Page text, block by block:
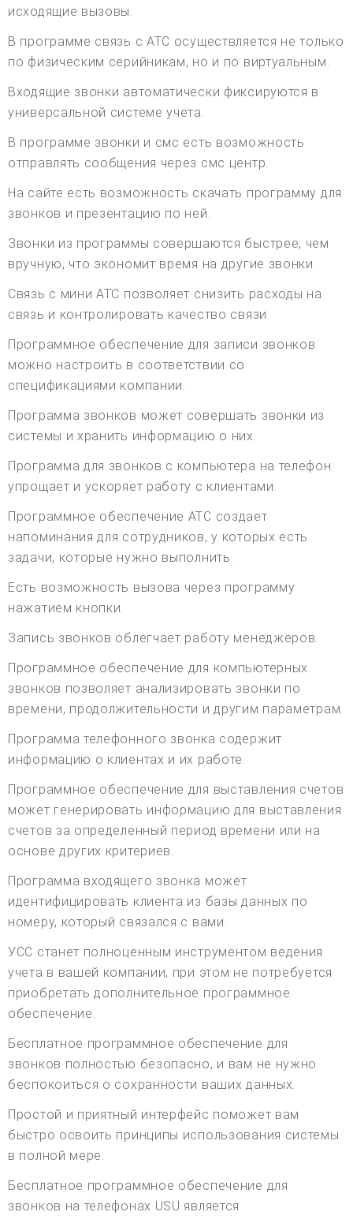
исходящие вызовы.
В программе связь с АТС осуществляется не только
по физическим серийникам, но и по виртуальным.
Входящие звонки автоматически фиксируются в
универсальной системе учета.
В программе звонки и смс есть возможность
отправлять сообщения через смс центр.
На сайте есть возможность скачать программу для
звонков и презентацию по ней.
Звонки из программы совершаются быстрее, чем
вручную, что экономит время на другие звонки.
Связь с мини АТС позволяет снизить расходы на
связь и контролировать качество связи.
Программное обеспечение для записи звонков
можно настроить в соответствии со
спецификациями компании.
Программа звонков может совершать звонки из
системы и хранить информацию о них.
Программа для звонков с компьютера на телефон
упрощает и ускоряет работу с клиентами.
Программное обеспечение АТС создает
напоминания для сотрудников, у которых есть
задачи, которые нужно выполнить.
Есть возможность вызова через программу
нажатием кнопки.
Запись звонков облегчает работу менеджеров.
Программное обеспечение для компьютерных
звонков позволяет анализировать звонки по
времени, продолжительности и другим параметрам.
Программа телефонного звонка содержит
информацию о клиентах и их работе.
Программное обеспечение для выставления счетов
может генерировать информацию для выставления
счетов за определенный период времени или на
основе других критериев.
Программа входящего звонка может
идентифицировать клиента из базы данных по
номеру, который связался с вами.
УСС станет полноценным инструментом ведения
учета в вашей компании, при этом не потребуется
приобретать дополнительное программное
обеспечение.
Бесплатное программное обеспечение для
звонков полностью безопасно, и вам не нужно
беспокоиться о сохранности ваших данных.
Простой и приятный интерфейс поможет вам
быстро освоить принципы использования системы
в полной мере.
Бесплатное программное обеспечение для
звонков на телефонах USU является